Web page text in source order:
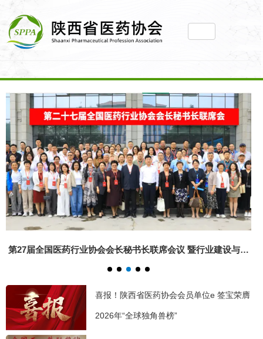
2026陕西省医药和医疗装备产业链推介暨供需对
接会圆满举办
第49届(西安)药品质量检验检测技术大会成功举
办
第27届全国医药行业协会会长秘书长联席会议 暨
行业建设与发展大会在陕成功举办
2026医药仓储规划建设与精益运营大会隆重落幕
第27届全国医药行业协会会长秘书长联席会议 暨行业建设与发
展大会在陕成功举办
喜报！陕西省医药协会会员单位e 签宝荣膺
2026年“全球独角兽榜”